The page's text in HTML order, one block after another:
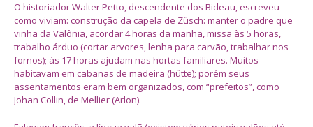
O historiador Walter Petto, descendente dos Bideau, escreveu
como viviam: construção da capela de Züsch: manter o padre que
vinha da Valônia, acordar 4 horas da manhã, missa às 5 horas,
trabalho árduo (cortar arvores, lenha para carvão, trabalhar nos
fornos); às 17 horas ajudam nas hortas familiares. Muitos
habitavam em cabanas de madeira (hütte); porém seus
assentamentos eram bem organizados, com “prefeitos”, como
Johan Collin, de Mellier (Arlon).